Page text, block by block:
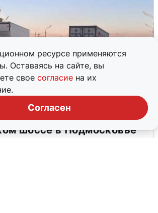
ресурсе применяются
Оставаясь на сайте, вы
свое согласие на их
Согласен
столкнулись на
шоссе в Подмосковье